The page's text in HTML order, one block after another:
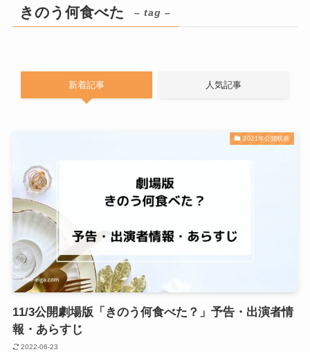
きのう何食べた – tag –
新着記事 人気記事
2021年公開映画
11/3公開劇場版「きのう何食べた？」予告・出演者情
報・あらすじ
2022-06-23